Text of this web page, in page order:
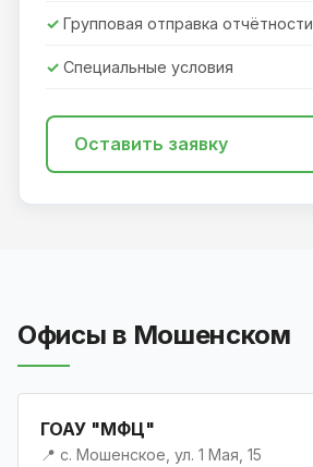
Групповая отправка отчётности
Специальные условия
Оставить заявку
Офисы в Мошенском
ГОАУ "МФЦ"
📍 с. Мошенское, ул. 1 Мая, 15